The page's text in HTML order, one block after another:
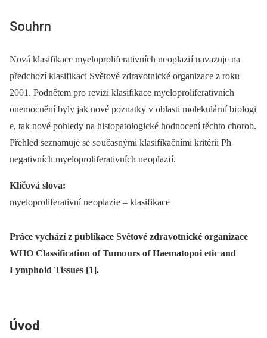
Souhrn
Nová klasifikace myeloproliferativních ne oplazi í navazuje na
předchozí klasifikaci Světové zdravotnické organizace z roku
2001. Podnětem pro revizi klasifikace myeloproliferativních
onemocnění byly jak nové poznatky v oblasti molekulární bi ologi
e, tak nové pohledy na histopatologické hodnocení těchto chorob.
Přehled seznamuje se so učasnými klasifikačními kritérii Ph
negativních myeloproliferativních ne oplazi í.
Klíčová slova:
myeloproliferativní ne oplazi e –⁠ klasifikace
Práce vychází z publikace Světové zdravotnické organizace
WHO Classificati on of Tumo urs of Haematopo i etic and
Lympho id Tissues [1].
Úvod